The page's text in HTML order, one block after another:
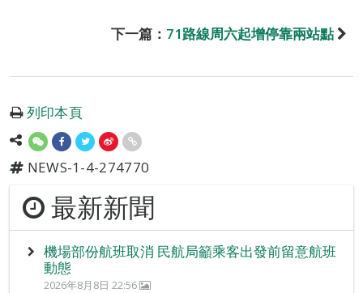
下一篇： 71路線周六起增停靠兩站點
列印本頁
NEWS-1-4-274770
最新新聞
機場部份航班取消 民航局籲乘客出發前留意航班
動態
2026年8月8日 22:56